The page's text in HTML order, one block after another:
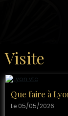
Visite
Que faire à
Le 05/05/2026